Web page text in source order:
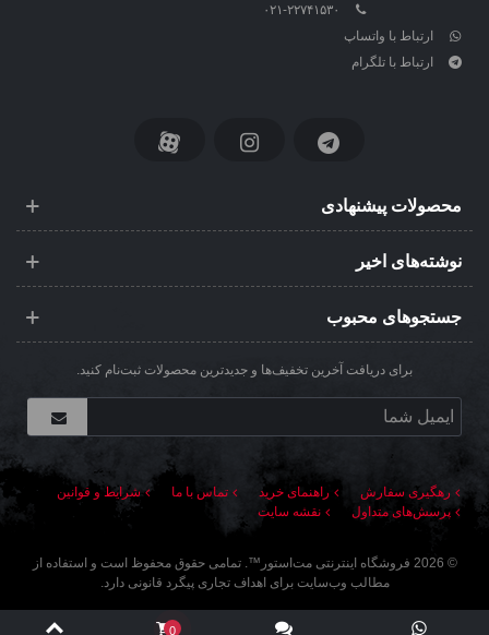
۰۲۱-۲۲۷۴۱۵۳۰
ارتباط با واتساپ
ارتباط با تلگرام
محصولات پیشنهادی
نوشته‌های اخیر
جستجوهای محبوب
برای دریافت آخرین تخفیف‌ها و جدیدترین محصولات ثبت‌نام کنید.
رهگیری سفارش راهنمای خرید تماس با ما
شرایط و قوانین
پرسش‌های متداول
نقشه سایت
©
2026 فروشگاه اینترنتی مت‌استور ™. تمامی حقوق محفوظ است و استفاده از
مطالب وب‌سایت برای اهداف تجاری پیگرد قانونی دارد.
0